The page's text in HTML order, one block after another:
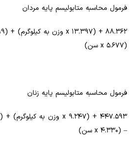
فرمول محاسبه متابولیسم پایه مردان
۸۸.۳۶۲ + (۱۳.۳۹۷ x وزن به کیلوگرم) + (۴.۷۹۹
(۵.۶۷۷
x سن)
فرمول محاسبه متابولیسم پایه زنان
۴۴۷.۵۹۳ + (۹.۲۴۷ xوزن به کیلوگرم) + (۳.۰۹۸
– (۴.۳۳۰
x سن)